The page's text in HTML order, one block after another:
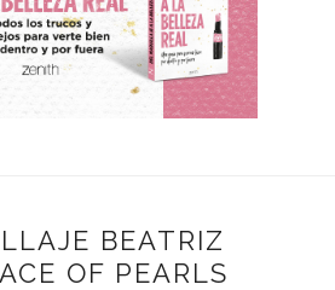
BEATRIZ
OF PEARLS